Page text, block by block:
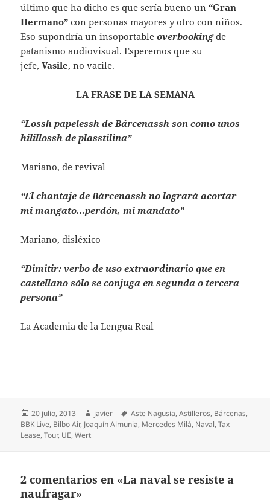
último que ha dicho es que sería bueno un “Gran
Hermano”con personas mayores y otro con niños.
Eso supondría un insoportableoverbooking de
patanismo audiovisual. Esperemos que su
jefe,Vasile, no vacile.
LA FRASE DE LA SEMANA
“Lossh papelessh de Bárcenassh son como unos
hilillossh de plasstilina”
Mariano, de revival
“El chantaje de Bárcenassh no logrará acortar
mi mangato…perdón, mi mandato”
Mariano, disléxico
“Dimitir: verbo de uso extraordinario que en
castellano sólo se conjuga en segunda o tercera
persona”
La Academia de la Lengua Real
Publicado
el
20 julio, 2013 Autor
javier Etiquetas
Aste Nagusia,Astilleros, Bárcenas,
BBK Live, Bilbo Air, Joaquín Almunia, Mercedes Milá, Naval,Tax
Lease,Tour, UE,Wert
2 comentarios en «La naval se resiste a
naufragar»